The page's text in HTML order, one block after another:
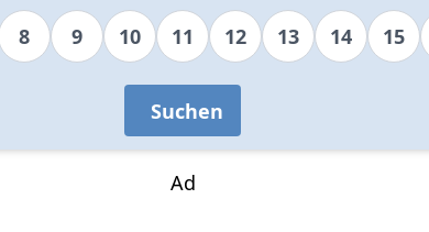
8 9 10 11 12 13 14 15
Suchen
Ad